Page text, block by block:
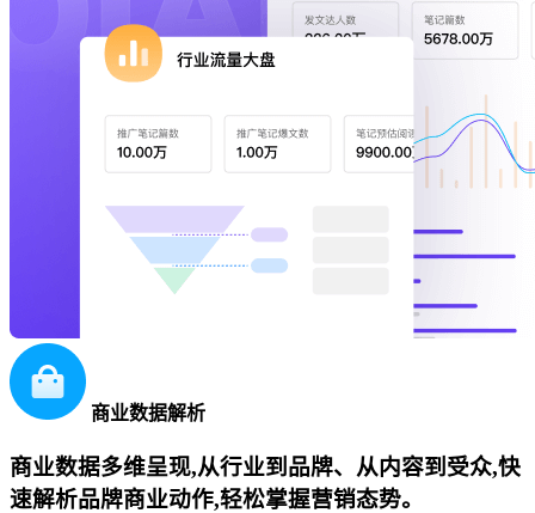
商业数据解析
商业数据多维呈现,从行业到品牌、从内容到受众,快
速解析品牌商业动作,轻松掌握营销态势。